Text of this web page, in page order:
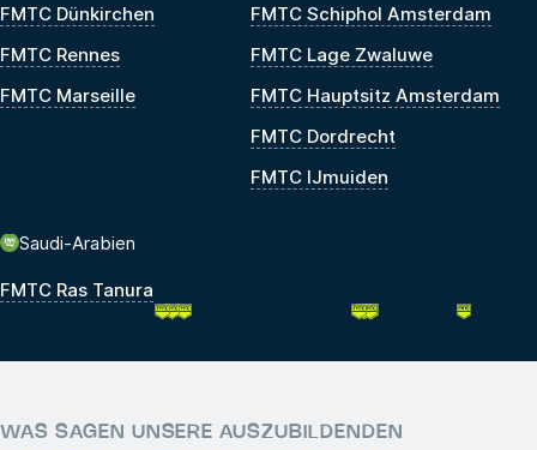
FMTC Dünkirchen
FMTC Rennes
FMTC Marseille
FMTC Schiphol Amsterdam
FMTC Lage Zwaluwe
FMTC Hauptsitz Amsterdam
FMTC Dordrecht
FMTC IJmuiden
Saudi-Arabien
FMTC Ras Tanura
WAS SAGEN UNSERE AUSZUBILDENDEN